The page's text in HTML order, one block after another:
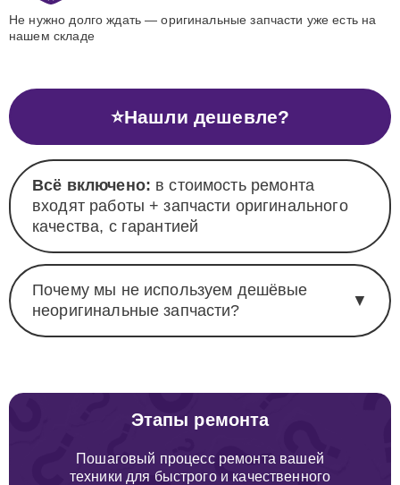
Не нужно долго ждать — оригинальные запчасти уже есть на
нашем складе
⭐Нашли дешевле?
Всё включено: в стоимость ремонта
входят работы + запчасти оригинального
качества, с гарантией
Почему мы не используем дешёвые
неоригинальные запчасти?
▼
Этапы ремонта
Пошаговый процесс ремонта вашей
техники для быстрого и качественного